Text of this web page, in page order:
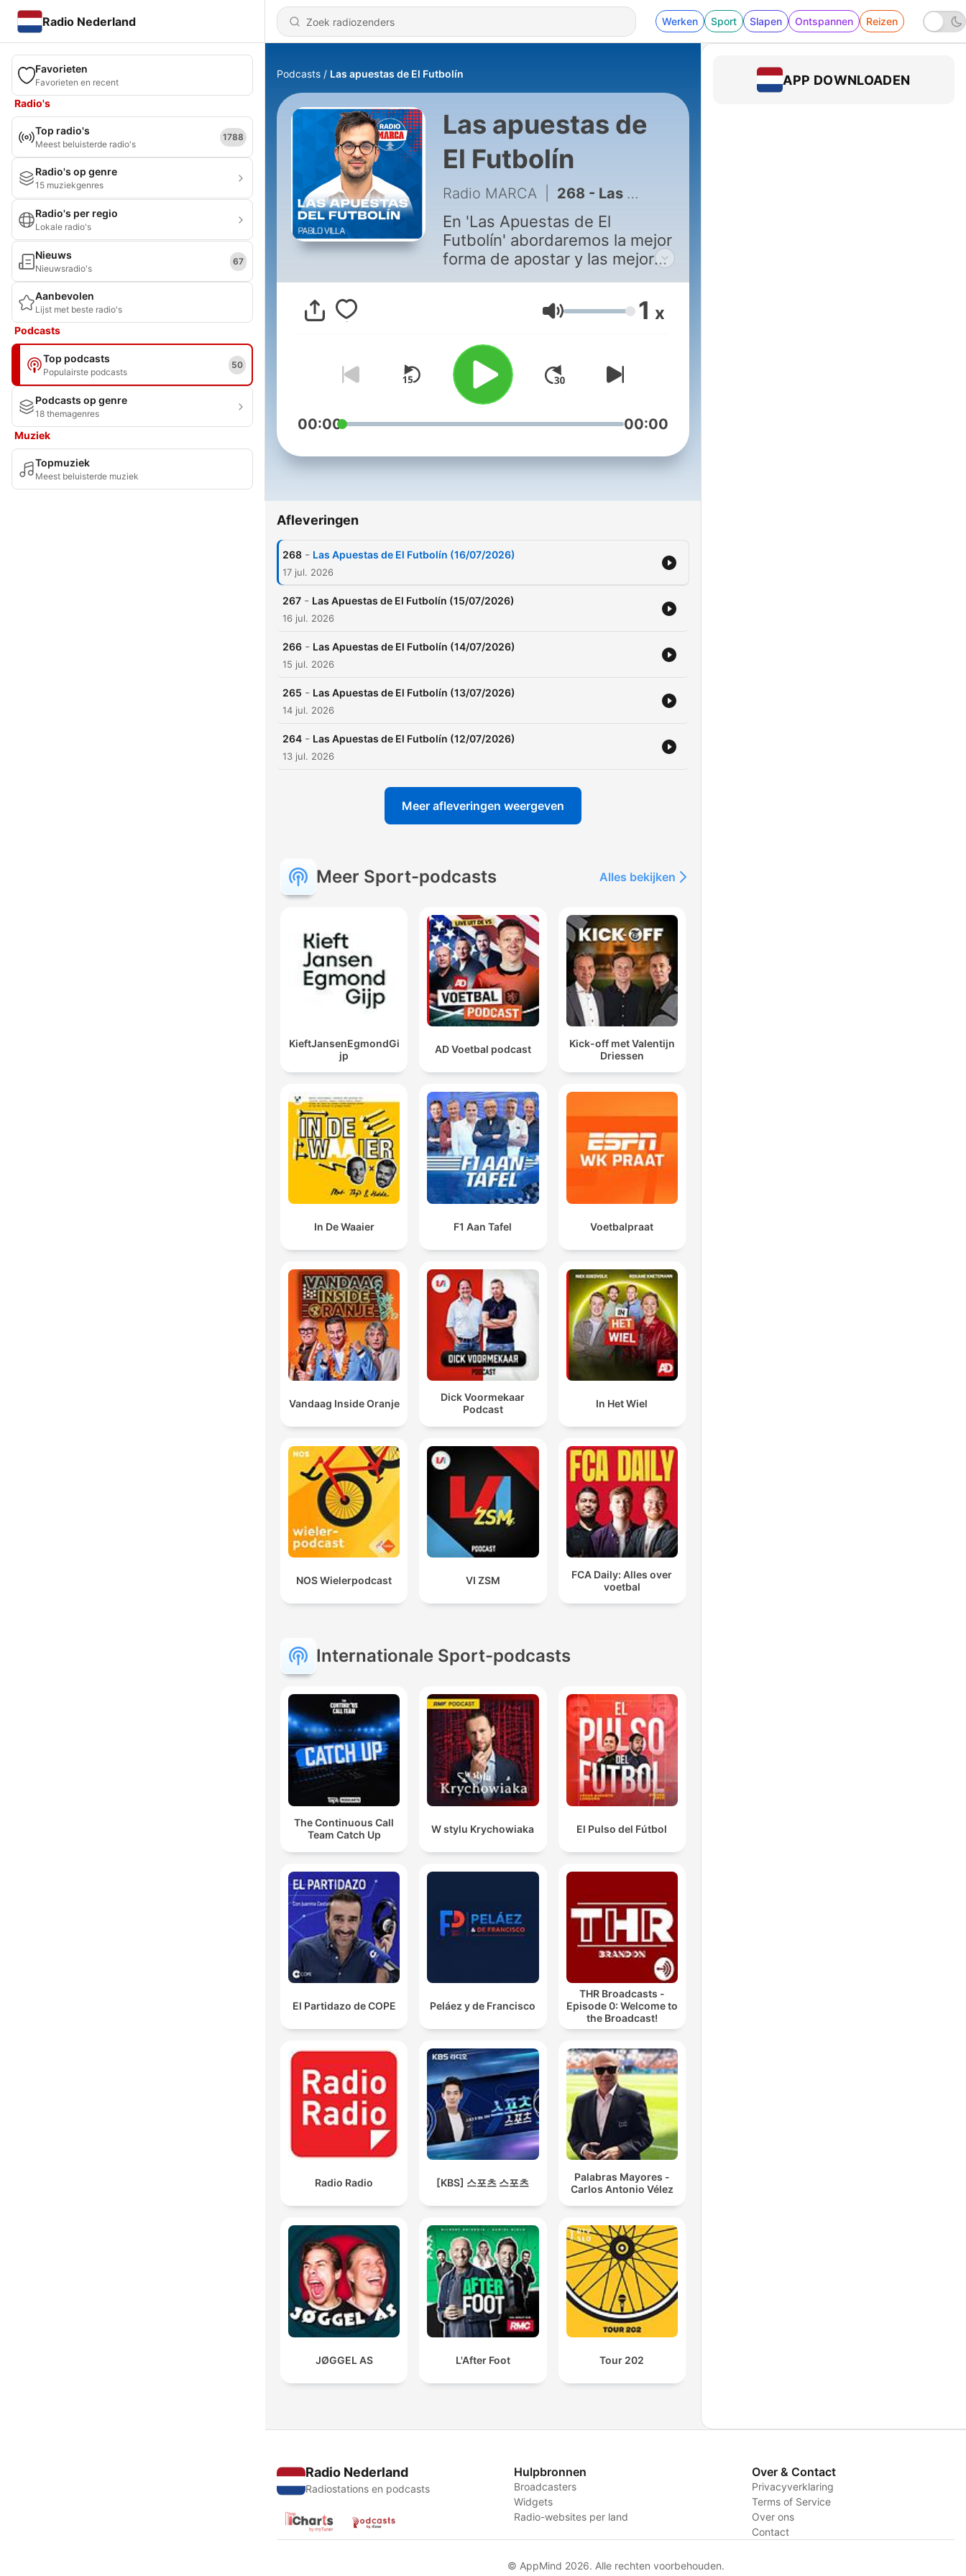
Radio Nederland Werken Sport Slapen Ontspannen Reizen
Favorieten
Favorieten en recent
Radio's
Top radio's
Meest beluisterde radio's
1788
Radio's op genre
15 muziekgenres
Radio's per regio
Lokale radio's
Nieuws
Nieuwsradio's
67
Aanbevolen
Lijst met beste radio's
Podcasts
Top podcasts
Populairste podcasts
50
Podcasts op genre
18 themagenres
Muziek
Topmuziek
Meest beluisterde muziek
Podcasts Las apuestas de El Futbolín
Las apuestas de
El Futbolín
Radio MARCA 268 - Las Apuestas de El Futbolín (16/07/2026)
En 'Las Apuestas de El
Futbolín' abordaremos la mejor
forma de apostar y las mejores
disciplinas. Todo ello bajo la
Para mayores de 18 años.
Apuesta siempre con
responsabilidad.
Volume 1 x
00:00 00:00
Afleveringen
268 - Las Apuestas de El Futbolín (16/07/2026)
17 jul. 2026
267 - Las Apuestas de El Futbolín (15/07/2026)
16 jul. 2026
266 - Las Apuestas de El Futbolín (14/07/2026)
15 jul. 2026
265 - Las Apuestas de El Futbolín (13/07/2026)
14 jul. 2026
264 - Las Apuestas de El Futbolín (12/07/2026)
13 jul. 2026
Meer afleveringen weergeven
Meer Sport-podcasts Alles bekijken
KieftJansenEgmondGi
jp
AD Voetbal podcast
Kick-off met Valentijn
Driessen
In De Waaier F1 Aan Tafel Voetbalpraat
Vandaag Inside Oranje
Dick Voormekaar
Podcast
In Het Wiel
NOS Wielerpodcast VI ZSM
FCA Daily: Alles over
voetbal
Internationale Sport-podcasts
The Continuous Call
Team Catch Up
W stylu Krychowiaka El Pulso del Fútbol
El Partidazo de COPE Peláez y de Francisco
THR Broadcasts -
Episode 0: Welcome to
the Broadcast!
Radio Radio [KBS] 스포츠 스포츠
Palabras Mayores -
Carlos Antonio Vélez
JØGGEL AS L'After Foot Tour 202
APP DOWNLOADEN
Radio Nederland
Radiostations en podcasts
Hulpbronnen
Broadcasters
Widgets
Radio-websites per land
Over & Contact
Privacyverklaring
Terms of Service
Over ons
Contact
© AppMind 2026. Alle rechten voorbehouden.